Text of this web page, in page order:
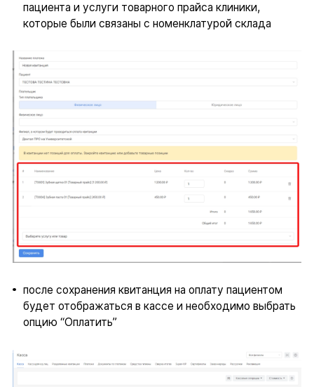
пациента и услуги товарного прайса клиники,
которые были связаны с номенклатурой склада
после сохранения квитанция на оплату пациентом
будет отображаться в кассе и необходимо выбрать
опцию “Оплатить”